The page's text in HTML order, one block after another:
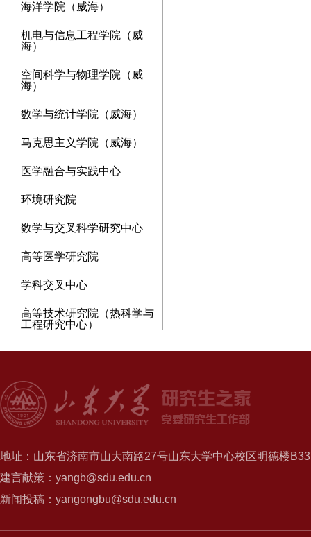
海洋学院（威海）
机电与信息工程学院（威
海）
空间科学与物理学院（威
海）
数学与统计学院（威海）
马克思主义学院（威海）
医学融合与实践中心
环境研究院
数学与交叉科学研究中心
高等医学研究院
学科交叉中心
高等技术研究院（热科学与
工程研究中心）
地址：山东省济南市山大南路27号山东大学中心校区明德楼
建言献策：yangb@sdu.edu.cn
新闻投稿：yangongbu@sdu.edu.cn